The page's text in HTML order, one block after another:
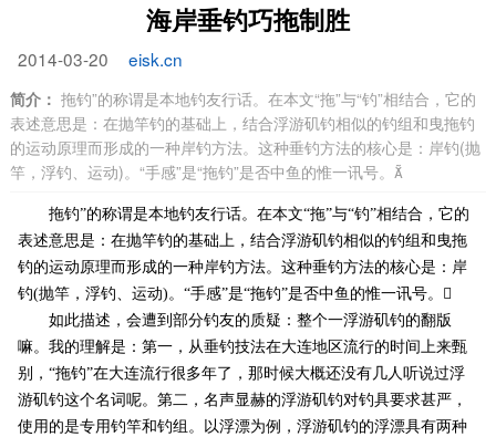
海岸垂钓巧拖制胜
2014-03-20 eisk.cn
简介： 拖钓”的称谓是本地钓友行话。在本文“拖”与“钓”相结合，它的
表述意思是：在抛竿钓的基础上，结合浮游矶钓相似的钓组和曳拖钓
的运动原理而形成的一种岸钓方法。这种垂钓方法的核心是：岸钓(抛
竿，浮钓、运动)。“手感”是“拖钓”是否中鱼的惟一讯号。
拖钓”的称谓是本地钓友行话。在本文“拖”与“钓”相结合，它的
表述意思是：在抛竿钓的基础上，结合浮游矶钓相似的钓组和曳拖
钓的运动原理而形成的一种岸钓方法。这种垂钓方法的核心是：岸
钓(抛竿，浮钓、运动)。“手感”是“拖钓”是否中鱼的惟一讯号。
如此描述，会遭到部分钓友的质疑：整个一浮游矶钓的翻版
嘛。我的理解是：第一，从垂钓技法在大连地区流行的时间上来甄
别，“拖钓”在大连流行很多年了，那时候大概还没有几人听说过浮
游矶钓这个名词呢。第二，名声显赫的浮游矶钓对钓具要求甚严，
使用的是专用钓竿和钓组。以浮漂为例，浮游矶钓的浮漂具有两种